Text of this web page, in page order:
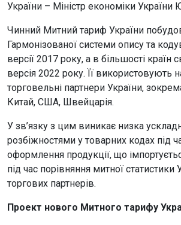
України – Міністр економіки України
Чинний Митний тариф України
Гармонізованої системи опису та
версії 2017 року, а в більшості країн
версія 2022 року. Її використовують
торговельні партнери України,
Китай, США, Швейцарія.
У зв’язку з цим виникає низка
розбіжностями у товарних кодах під
оформлення продукції, що
під час порівняння митної статистики
торгових партнерів.
Проект нового Митного тарифу